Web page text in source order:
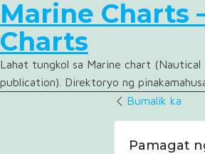
Marine Charts
Charts
Lahat tungkol sa Marine chart
publication). Direktoryo ng
Bumalik ka
Pamagat